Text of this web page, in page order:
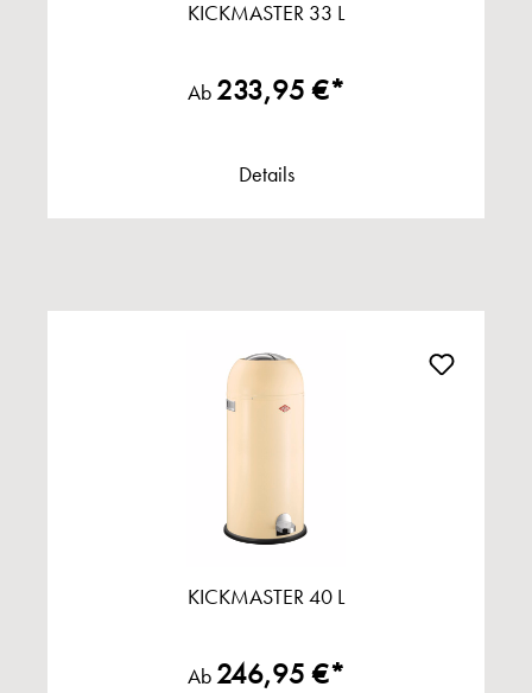
KICKMASTER 33 L
Ab233,95 €*
Details
KICKMASTER 40 L
Ab246,95 €*